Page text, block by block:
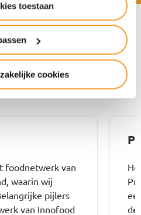
toestaan
cookies
foodnetwerk van
waarin wij
pijlers
van Innofood
de